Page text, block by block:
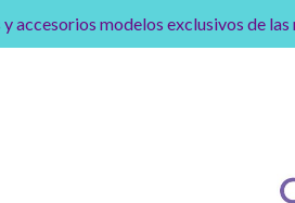
accesorios modelos exclusivos de